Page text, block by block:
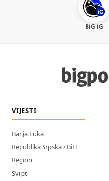
BiG iG
VIJESTI
Banja Luka
Republika Srpska / BiH
Region
Svijet